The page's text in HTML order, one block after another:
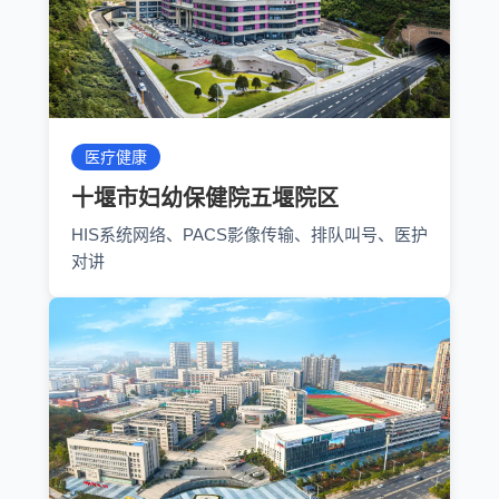
医疗健康
十堰市妇幼保健院五堰院区
HIS系统网络、PACS影像传输、排队叫号、医护
对讲